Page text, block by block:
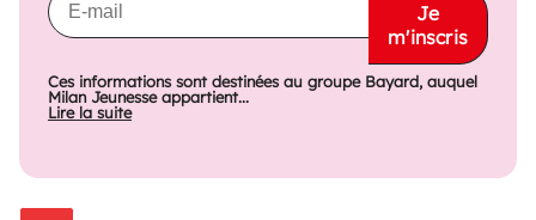
Je
m'inscris
Ces informations sont destinées au groupe Bayard, auquel
Milan Jeunesse appartient...
Lire la suite